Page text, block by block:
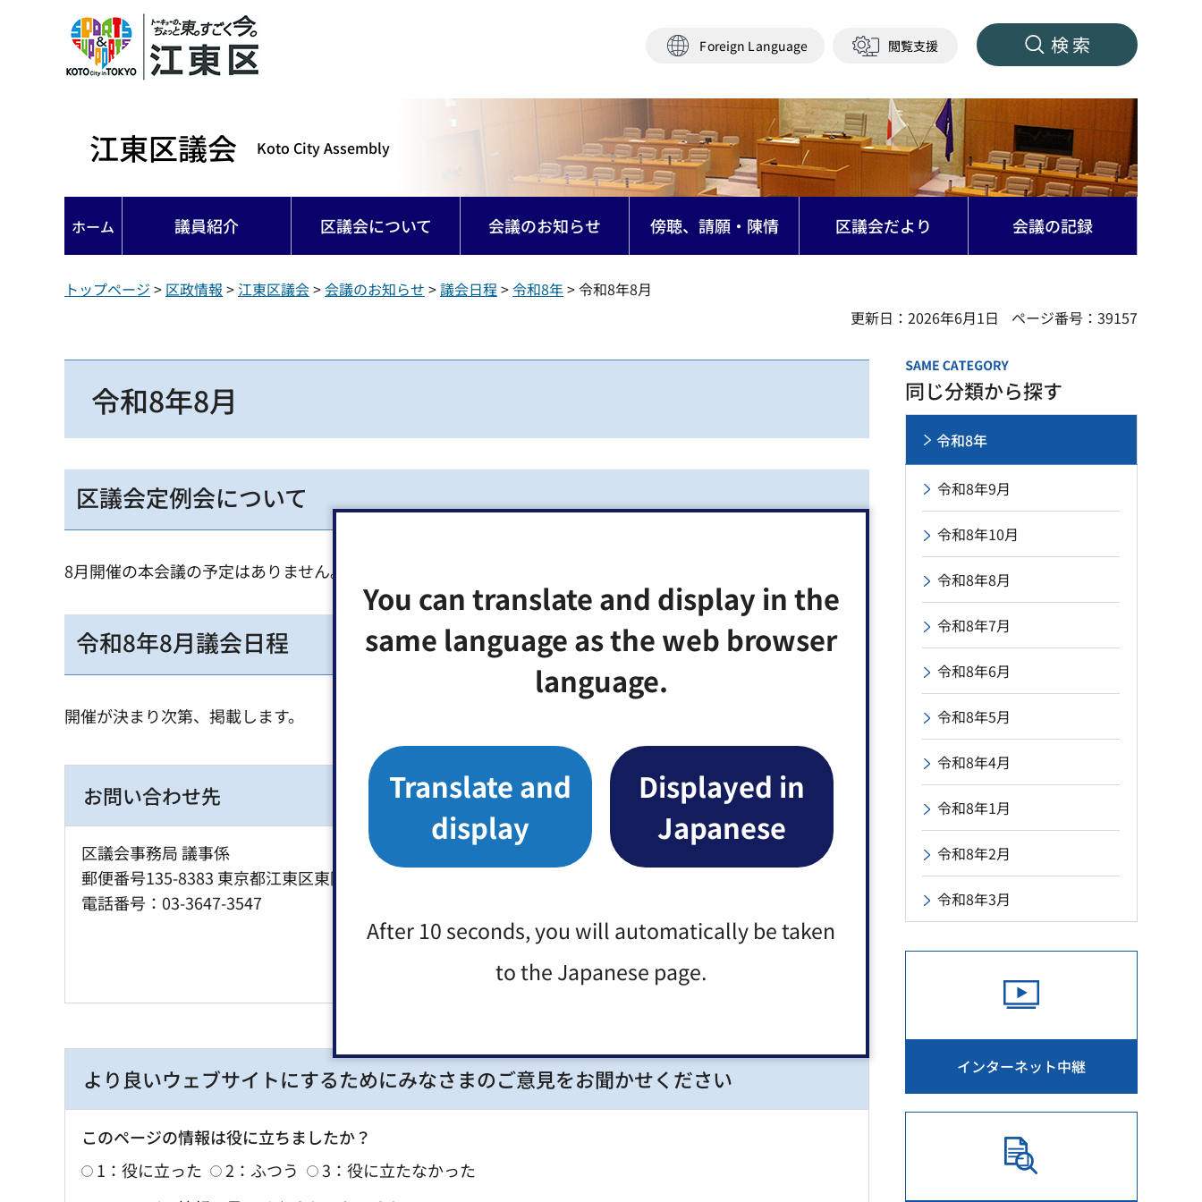
You can translate and display in the
same language as the web browser
language.
Translate and
display
Displayed in
Japanese
After 10 seconds, you will automatically be taken
to the Japanese page.
Foreign Language 閲覧支援 検索
江東区議会 Koto City Assembly
ホーム 議員紹介 区議会について 会議のお知らせ 傍聴、請願・陳情 区議会だより 会議の記録
トップページ > 区政情報 > 江東区議会>会議のお知らせ >議会日程 >令和8年> 令和8年8月
更新日：2026年6月1日
ページ番号：39157
令和8年8月
区議会定例会について
8月開催の本会議の予定はありません。
令和8年8月議会日程
開催が決まり次第、掲載します。
お問い合わせ先
区議会事務局 議事係
郵便番号135-8383 東京都江東区東陽4丁目11番28号
電話番号：03-3647-3547
より良いウェブサイトにするためにみなさまのご意見をお聞かせください
このページの情報は役に立ちましたか？
1：役に立った
2：ふつう
3：役に立たなかった
同じ分類から探す
令和8年
令和8年9月
令和8年10月
令和8年8月
令和8年7月
令和8年6月
令和8年5月
令和8年4月
令和8年1月
令和8年2月
令和8年3月
インターネット中継